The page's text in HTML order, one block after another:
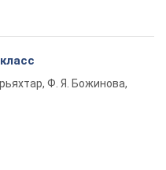
Ф. Я. Божинова,